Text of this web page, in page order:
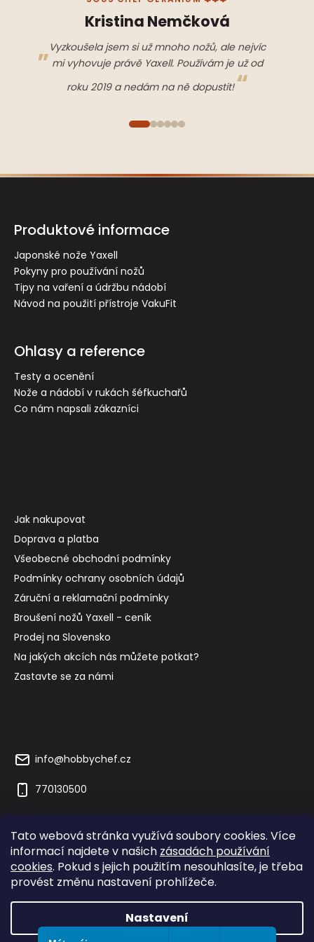
Tato webová stránka využívá soubory cookies. Více
informací najdete v našich zásadách používání
cookies. Pokud s jejich použitím nesouhlasíte, je třeba
provést změnu nastavení prohlížeče.
Nastavení
Kristina Nemčková
Vyzkoušela jsem si už mnoho nožů, ale nejvíc
mi vyhovuje právě Yaxell. Používám je už od
roku 2019 a nedám na ně dopustit!
Z
Produktové informace
Japonské nože Yaxell
Pokyny pro používání nožů
Tipy na vaření a údržbu nádobí
Návod na použití přístroje VakuFit
Ohlasy a reference
Testy a ocenění
Nože a nádobí v rukách šéfkuchařů
Co nám napsali zákazníci
Jak nakupovat
Doprava a platba
Všeobecné obchodní podmínky
Podmínky ochrany osobních údajů
Záruční a reklamační podmínky
Broušení nožů Yaxell - ceník
Prodej na Slovensko
Na jakých akcích nás můžete potkat?
Zastavte se za námi
info@hobbychef.cz
770130500
yaxell.jp yaxell.cz cobb-gril.cz